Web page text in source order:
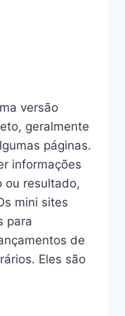
versão
geralmente
páginas.
informações
ou resultado,
mini sites
para
de
Eles são